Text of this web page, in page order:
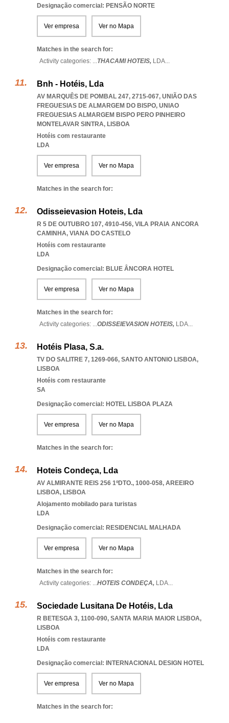
Designação comercial: PENSÃO NORTE
Ver empresa Ver no Mapa
Matches in the search for:
Activity categories: ...THACAMI HOTEIS, LDA...
Bnh - Hotéis, Lda
AV MARQUÊS DE POMBAL 247, 2715-067, UNIÃO DAS
FREGUESIAS DE ALMARGEM DO BISPO, UNIAO
FREGUESIAS ALMARGEM BISPO PERO PINHEIRO
MONTELAVAR SINTRA, LISBOA
Hotéis com restaurante
LDA
Ver empresa Ver no Mapa
Matches in the search for:
Odisseievasion Hoteis, Lda
R 5 DE OUTUBRO 107, 4910-456, VILA PRAIA ANCORA
CAMINHA, VIANA DO CASTELO
Hotéis com restaurante
LDA
Designação comercial: BLUE ÂNCORA HOTEL
Ver empresa Ver no Mapa
Matches in the search for:
Activity categories: ...ODISSEIEVASION HOTEIS, LDA...
Hotéis Plasa, S.a.
TV DO SALITRE 7, 1269-066, SANTO ANTONIO LISBOA,
LISBOA
Hotéis com restaurante
SA
Designação comercial: HOTEL LISBOA PLAZA
Ver empresa Ver no Mapa
Matches in the search for:
Hoteis Condeça, Lda
AV ALMIRANTE REIS 256 1ºDTO., 1000-058, AREEIRO
LISBOA, LISBOA
Alojamento mobilado para turistas
LDA
Designação comercial: RESIDENCIAL MALHADA
Ver empresa Ver no Mapa
Matches in the search for:
Activity categories: ...HOTEIS CONDEÇA, LDA...
Sociedade Lusitana De Hotéis, Lda
R BETESGA 3, 1100-090, SANTA MARIA MAIOR LISBOA,
LISBOA
Hotéis com restaurante
LDA
Designação comercial: INTERNACIONAL DESIGN HOTEL
Ver empresa Ver no Mapa
Matches in the search for: